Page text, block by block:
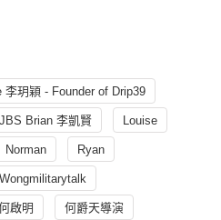
李玥穎 - Founder of Drip39
JBS Brian 李凱賢 Louise
Norman Ryan
啟明 何爵天導演